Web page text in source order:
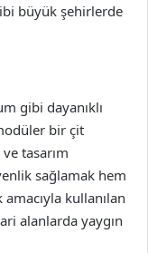
büyük şehirlerde
gibi dayanıklı
bir çit
tasarım
sağlamak hem
kullanılan
alanlarda yaygın